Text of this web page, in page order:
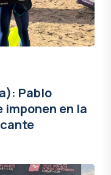
Pablo
imponen en la